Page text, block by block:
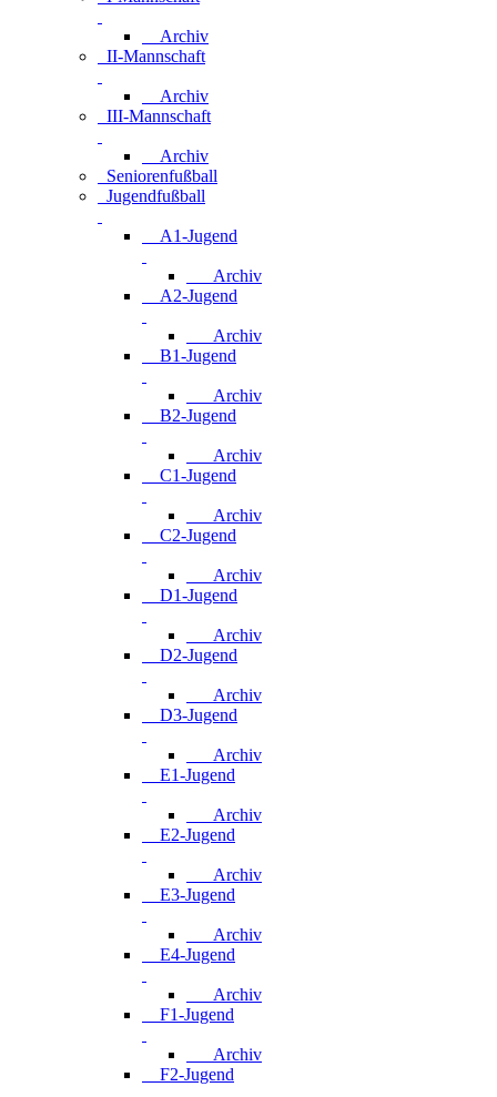
Archiv
II-Mannschaft
Archiv
III-Mannschaft
Archiv
Seniorenfußball
Jugendfußball
A1-Jugend
Archiv
A2-Jugend
Archiv
B1-Jugend
Archiv
B2-Jugend
Archiv
C1-Jugend
Archiv
C2-Jugend
Archiv
D1-Jugend
Archiv
D2-Jugend
Archiv
D3-Jugend
Archiv
E1-Jugend
Archiv
E2-Jugend
Archiv
E3-Jugend
Archiv
E4-Jugend
Archiv
F1-Jugend
Archiv
F2-Jugend